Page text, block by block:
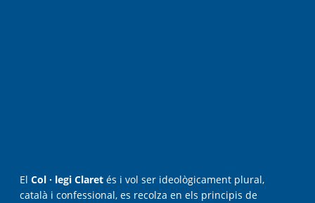
El Col · legi Claretés i vol ser ideològicament plural,
català i confessional, es recolza en els principis de